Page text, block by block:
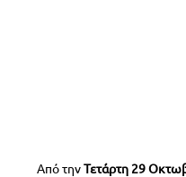
Από την Τετάρτη 29